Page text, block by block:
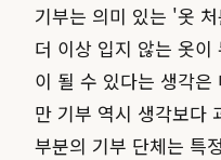
기부는 의미 있는 '옷
더 이상 입지 않는 옷이
이 될 수 있다는 생각은
만 기부 역시 생각보다
부분의 기부 단체는 특